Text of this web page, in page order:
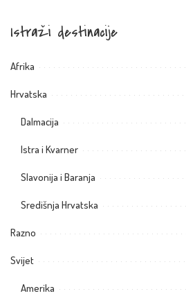
Istraži destinacije
Afrika
Hrvatska
Dalmacija
Istra i Kvarner
Slavonija i Baranja
Središnja Hrvatska
Razno
Svijet
Amerika